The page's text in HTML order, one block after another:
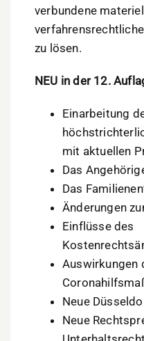
verbundene
zu lösen.
NEU in der 12.
Einarbeitung
mit aktuellen
Das
Das
Änderungen
Einflüsse des
Auswirkungen
Neue
Neue